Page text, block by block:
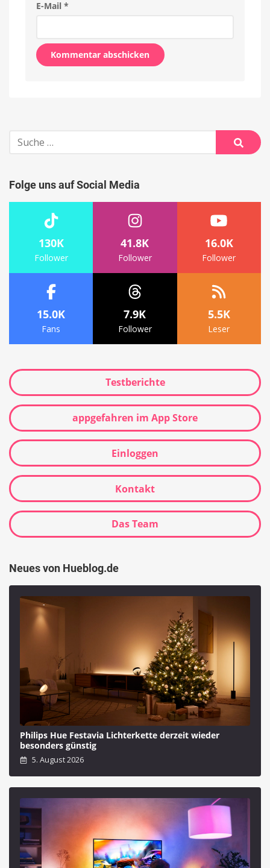
E-Mail *
Suche
nach:
Suche
Folge uns auf Social Media
130K
Follower
41.8K
Follower
16.0K
Follower
15.0K
Fans
7.9K
Follower
5.5K
Leser
Testberichte
appgefahren im App Store
Einloggen
Kontakt
Das Team
Neues von Hueblog.de
Philips Hue Festavia Lichterkette derzeit wieder
besonders günstig
5. August 2026